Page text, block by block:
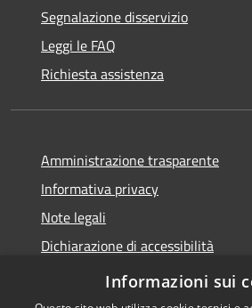
Segnalazione disservizio
Leggi le FAQ
Richiesta assistenza
Amministrazione trasparente
Informativa privacy
Note legali
Dichiarazione di accessibilità
Moduli Privacy Amministrazione
Informazioni sui